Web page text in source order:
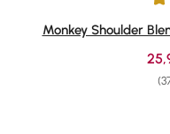
Durchschnittliche
Monkey Shoulder